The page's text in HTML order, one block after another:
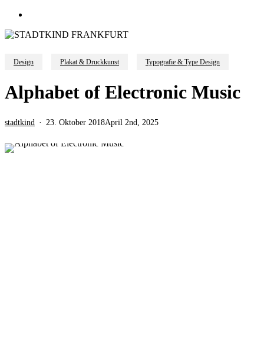
Design Plakat & Druckkunst Typografie & Type Design
Alphabet of Electronic Music
stadtkind 23. Oktober 2018April 2nd, 2025